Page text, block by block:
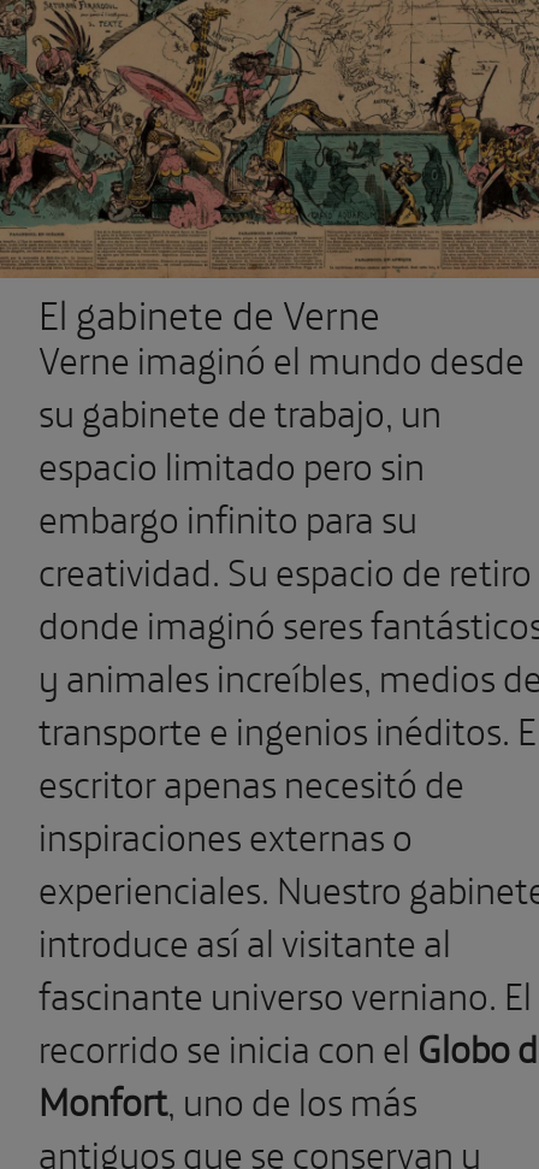
El gabinete de Verne
Verne imaginó el mundo desde
su gabinete de trabajo, un
espacio limitado pero sin
embargo infinito para su
creatividad. Su espacio de retiro
donde imaginóseres
y animales increíbles, medios
transporte e ingenios inéditos.
escritor apenas necesitó de
inspiraciones externas o
experienciales. Nuestro
introduce así al visitante al
fascinante universo verniano. El
recorrido se inicia con el Globo
Monfort, uno de los más
antiguos que se conservan y